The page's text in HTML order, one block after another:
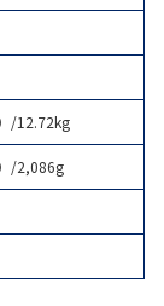
/12.72kg
/2,086g